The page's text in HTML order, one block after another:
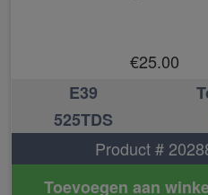
€25.00
E39
525TDS
Product #
Toevoegen aan